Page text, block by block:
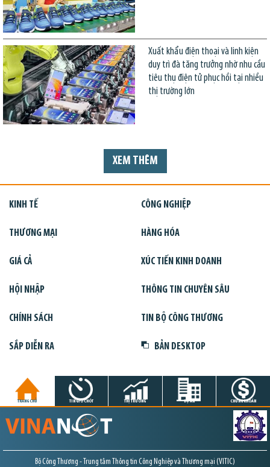
Xuất khẩu điện thoại và linh kiện
duy trì đà tăng trưởng nhờ nhu cầu
tiêu thụ điện tử phục hồi tại nhiều
thị trường lớn
XEM THÊM
KINH TẾ CÔNG NGHIỆP
THƯƠNG MẠI HÀNG HÓA
GIÁ CẢ XÚC TIẾN KINH DOANH
HỘI NHẬP THÔNG TIN CHUYÊN SÂU
CHÍNH SÁCH TIN BỘ CÔNG THƯƠNG
SẮP DIỄN RA BẢN DESKTOP
TRANG CHỦ TIN GIỜ CHÓT THỊ TRƯỜNG DỰ ÁN CHỨNG KHOÁN
Bộ Công Thương - Trung tâm Thông tin Công Nghiệp và Thương mại (VITIC)